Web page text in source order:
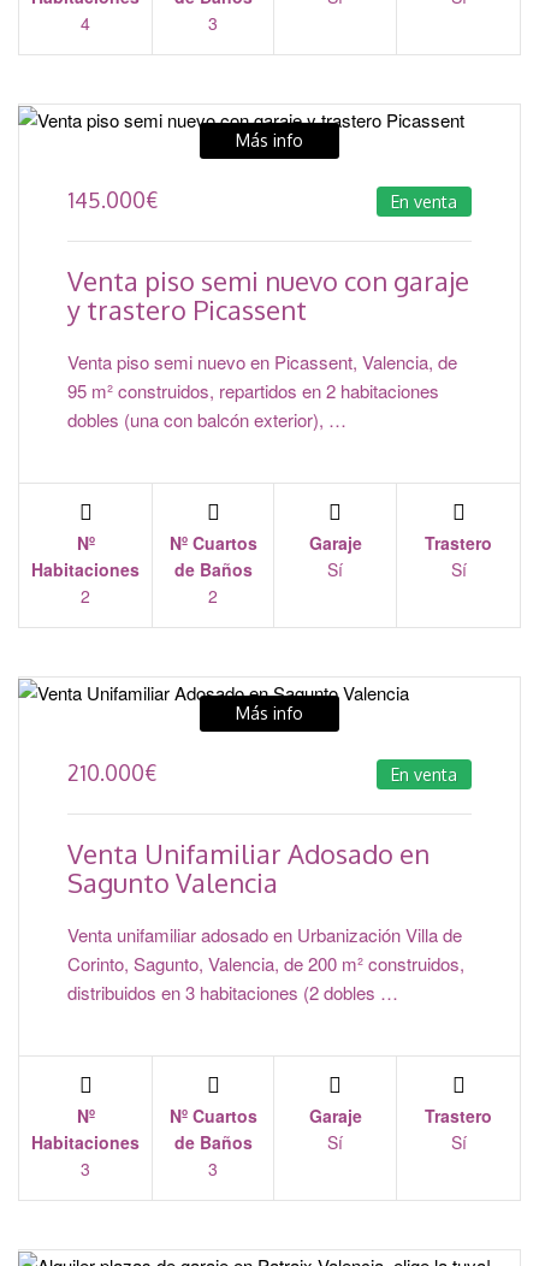
4
3
Más info
145.000€ En venta
Venta piso semi nuevo con garaje
y trastero Picassent
Venta piso semi nuevo en Picassent, Valencia, de
95 m² construidos, repartidos en 2 habitaciones
dobles (una con balcón exterior), …
Nº
Habitaciones
2
Nº Cuartos
de Baños
2
Garaje
Sí
Trastero
Sí
Más info
210.000€ En venta
Venta Unifamiliar Adosado en
Sagunto Valencia
Venta unifamiliar adosado en Urbanización Villa de
Corinto, Sagunto, Valencia, de 200 m² construidos,
distribuidos en 3 habitaciones (2 dobles …
Nº
Habitaciones
3
Nº Cuartos
de Baños
3
Garaje
Sí
Trastero
Sí